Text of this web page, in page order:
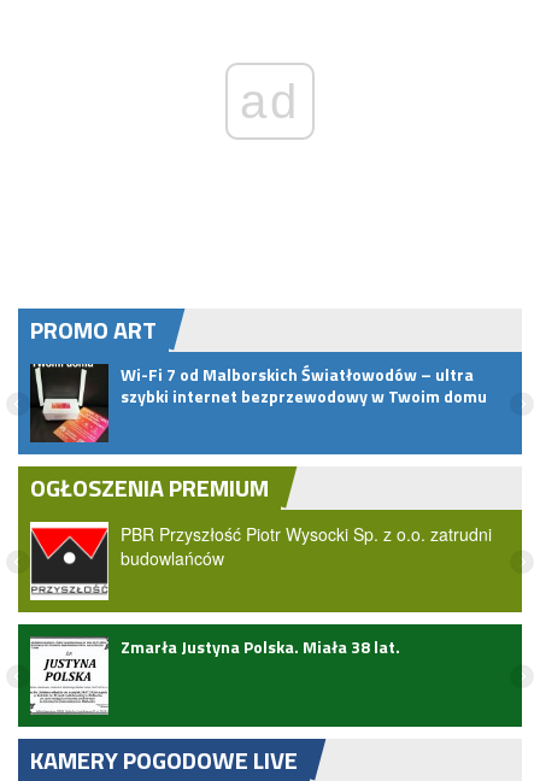
ad
PROMO ART
Wi-Fi 7 od Malborskich Światłowodów – ultra
szybki internet bezprzewodowy w Twoim domu
OGŁOSZENIA PREMIUM
PBR Przyszłość Piotr Wysocki Sp. z o.o. zatrudni
budowlańców
Zmarła Justyna Polska. Miała 38 lat.
KAMERY POGODOWE LIVE